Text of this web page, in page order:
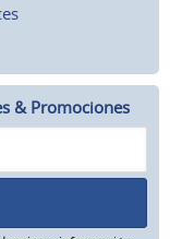
& Promociones